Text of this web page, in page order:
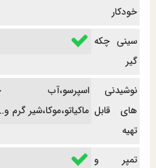
خودکار
سینی چکه
گیر
نوشیدنی
های قابل
تهیه
اسپرسو،آب
ماکیاتو،موکا،شیر گرم
تمپر و